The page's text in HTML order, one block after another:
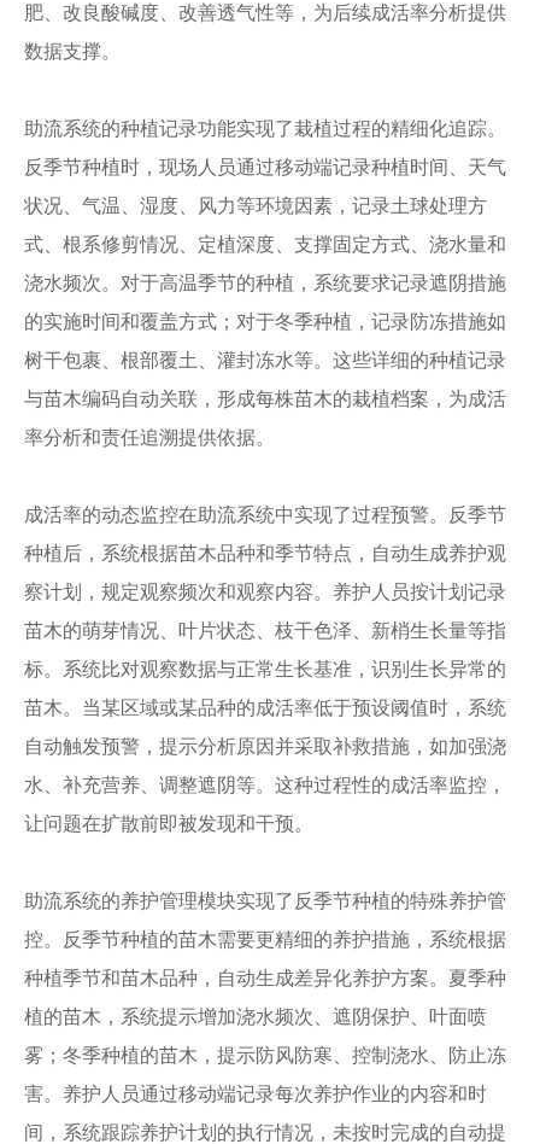
肥、改良酸碱度、改善透气性等，为后续成活率分析提供
数据支撑。
助流系统的种植记录功能实现了栽植过程的精细化追踪。
反季节种植时，现场人员通过移动端记录种植时间、天气
状况、气温、湿度、风力等环境因素，记录土球处理方
式、根系修剪情况、定植深度、支撑固定方式、浇水量和
浇水频次。对于高温季节的种植，系统要求记录遮阴措施
的实施时间和覆盖方式；对于冬季种植，记录防冻措施如
树干包裹、根部覆土、灌封冻水等。这些详细的种植记录
与苗木编码自动关联，形成每株苗木的栽植档案，为成活
率分析和责任追溯提供依据。
成活率的动态监控在助流系统中实现了过程预警。反季节
种植后，系统根据苗木品种和季节特点，自动生成养护观
察计划，规定观察频次和观察内容。养护人员按计划记录
苗木的萌芽情况、叶片状态、枝干色泽、新梢生长量等指
标。系统比对观察数据与正常生长基准，识别生长异常的
苗木。当某区域或某品种的成活率低于预设阈值时，系统
自动触发预警，提示分析原因并采取补救措施，如加强浇
水、补充营养、调整遮阴等。这种过程性的成活率监控，
让问题在扩散前即被发现和干预。
助流系统的养护管理模块实现了反季节种植的特殊养护管
控。反季节种植的苗木需要更精细的养护措施，系统根据
种植季节和苗木品种，自动生成差异化养护方案。夏季种
植的苗木，系统提示增加浇水频次、遮阴保护、叶面喷
雾；冬季种植的苗木，提示防风防寒、控制浇水、防止冻
害。养护人员通过移动端记录每次养护作业的内容和时
间，系统跟踪养护计划的执行情况，未按时完成的自动提